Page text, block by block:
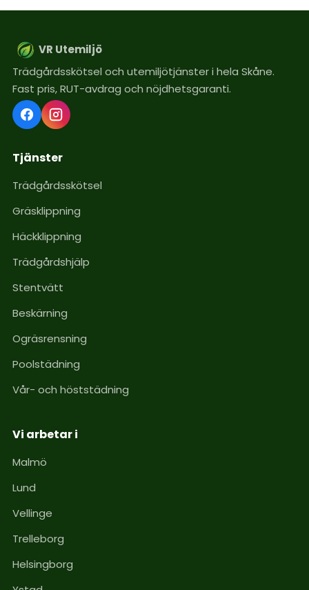
VR Utemiljö
Trädgårdsskötsel och utemiljötjänster i hela Skåne.
Fast pris, RUT-avdrag och nöjdhetsgaranti.
Tjänster
Trädgårdsskötsel
Gräsklippning
Häckklippning
Trädgårdshjälp
Stentvätt
Beskärning
Ogräsrensning
Poolstädning
Vår- och höststädning
Vi arbetar i
Malmö
Lund
Vellinge
Trelleborg
Helsingborg